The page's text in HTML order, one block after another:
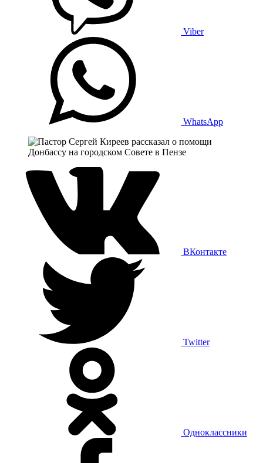
Viber
WhatsApp
ВКонтакте
Twitter
Одноклассники